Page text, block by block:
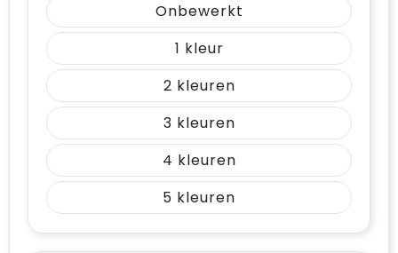
Onbewerkt
1
2
3
4
5